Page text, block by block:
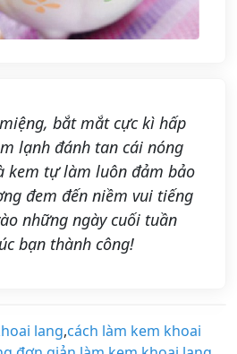
bắt mắt cực kì hấp
lạnh đánh tan cái nóng
kem tự làm luôn đảm bảo
đem đến niềm vui tiếng
những ngày cuối tuần
bạn thành công!
lang,cách làm kem khoai